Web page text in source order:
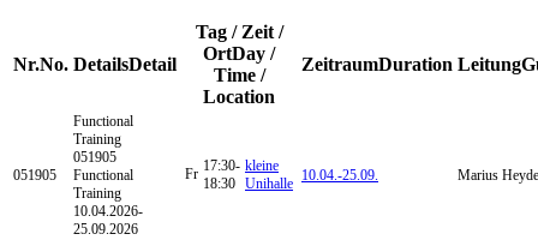
Nr.No. DetailsDetail
Tag / Zeit /
OrtDay /
Time /
Location
ZeitraumDuration Leitung
051905
Functional
Training
051905
Functional
Training
10.04.2026-
25.09.2026
Fr 17:30-
18:30
kleine
Unihalle 10.04.-25.09. Marius